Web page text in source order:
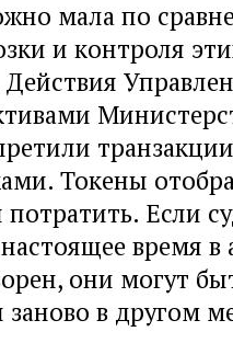
мала по
и контроля
Действия
Токены
потратить. Если
время
они могут
в другом